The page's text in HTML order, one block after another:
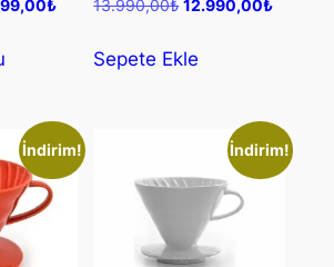
₺ 13.990,00₺
13.990,00₺.
12.990,00₺
Sepete Ekle
İndirim! İndirim!